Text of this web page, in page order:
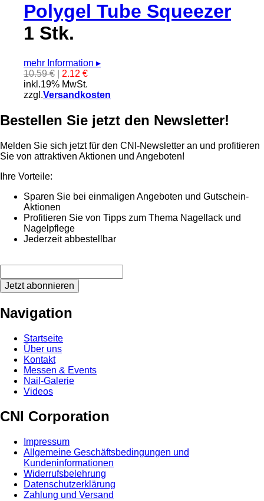
Polygel Tube Squeezer
1 Stk.
mehr Information ▸
10.59 €
2.12 €
inkl.19% MwSt.
zzgl.Versandkosten
Bestellen Sie jetzt den Newsletter!
Melden Sie sich jetzt für den CNI-Newsletter an und profitieren
Sie von attraktiven Aktionen und Angeboten!
Ihre Vorteile:
Sparen Sie bei einmaligen Angeboten und Gutschein-
Aktionen
Profitieren Sie von Tipps zum Thema Nagellack und
Nagelpflege
Jederzeit abbestellbar
Jetzt abonnieren
Navigation
Startseite
Über uns
Kontakt
Messen & Events
Nail-Galerie
Videos
CNI Corporation
Impressum
Allgemeine Geschäftsbedingungen und
Kundeninformationen
Widerrufsbelehrung
Datenschutzerklärung
Zahlung und Versand